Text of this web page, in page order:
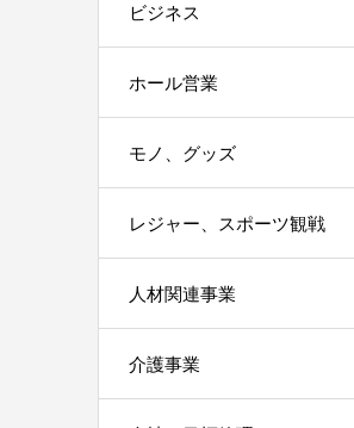
ビジネス
ホール営業
モノ、グッズ
レジャー、スポーツ観戦
人材関連事業
介護事業